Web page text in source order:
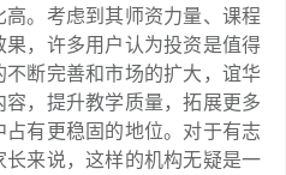
。考虑到其师资力量、课程
，许多用户认为投资是值得
断完善和市场的扩大，谊华
，提升教学质量，拓展更多
有更稳固的地位。对于有志
来说，这样的机构无疑是一